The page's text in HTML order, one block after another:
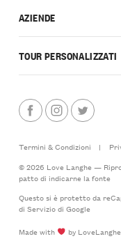
AZIENDE
TOUR PERSONALIZZATI
Termini & Condizioni |
© 2026 Love Langhe —
patto di indicarne la fonte
Questo si è protetto da
di Serviziodi Google
Made with
by LoveLanghe